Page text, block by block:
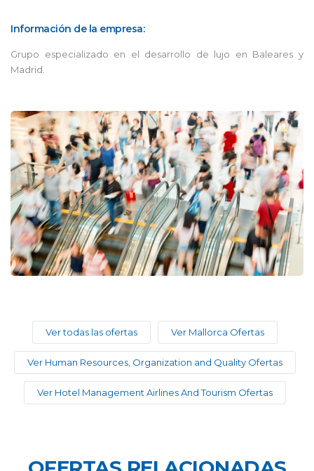
Información de la empresa:
Grupo especializado en el desarrollo de lujo en Baleares y
Madrid.
Ver todas las ofertas Ver Mallorca Ofertas
Ver Human Resources, Organization and Quality Ofertas
Ver Hotel Management Airlines And Tourism Ofertas